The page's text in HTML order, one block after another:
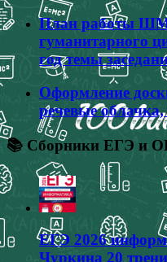
План работы
гуманитарного
год темы
Оформление
речевые
📚 Сборники ЕГЭ и
ЕГЭ 2026
Чуркина 20